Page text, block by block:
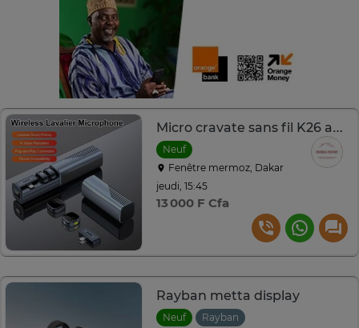
Micro cravate sans fil K26 avec réduction de bruit IA
Neuf
Fenêtre mermoz, Dakar
jeudi, 15:45
13 000 F Cfa
Rayban metta display
Neuf
Rayban